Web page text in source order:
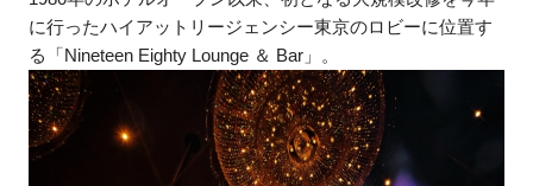
に行ったハイアットリージェンシー東京のロビーに位置す
る「Nineteen Eighty Lounge ＆ Bar」。